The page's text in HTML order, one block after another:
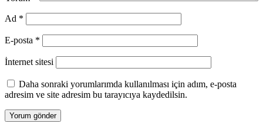
Ad *
E-posta *
İnternet sitesi
Daha sonraki yorumlarımda kullanılması için adım, e-posta
adresim ve site adresim bu tarayıcıya kaydedilsin.